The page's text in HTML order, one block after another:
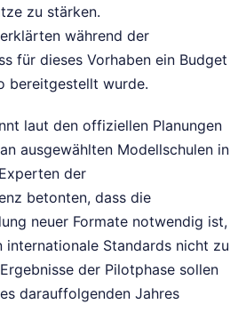
zu stärken.
während der
für dieses Vorhaben ein Budget
bereitgestellt wurde.
laut den offiziellen Planungen
ausgewählten Modellschulen in
der
betonten, dass die
neuer Formate notwendig ist,
internationale Standards nicht zu
der Pilotphase sollen
darauffolgenden Jahres